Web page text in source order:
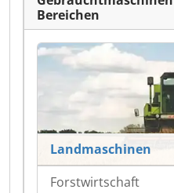
Bereichen
Landmaschinen
Forstwirtschaft